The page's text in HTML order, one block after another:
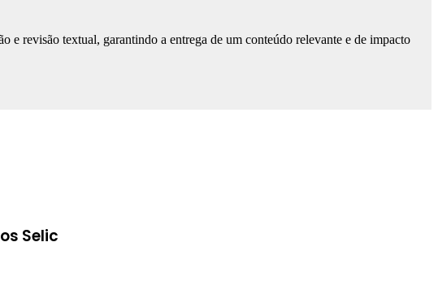
e revisão textual, garantindo a entrega de um conteúdo relevante e de impacto
Selic